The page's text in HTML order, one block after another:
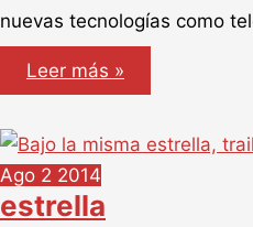
nuevas tecnologías como
Men,
Women
&
Internet
y
las
relaciones
Leer más »
Ago 2 2014
estrella